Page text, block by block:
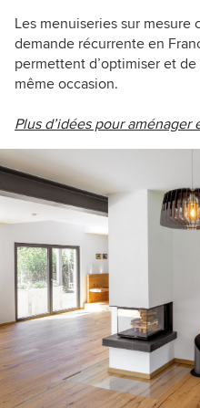
Les menuiseries sur
demande récurrente en
permettent d’optimiser et
même occasion.
Plus d’idées pour